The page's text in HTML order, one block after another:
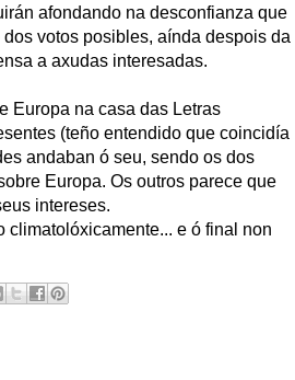
afondando na desconfianza que
votos posibles, aínda despois da
a axudas interesadas.
Europa na casa das Letras
(teño entendido que coincidía
andaban ó seu, sendo os dos
Europa. Os outros parece que
intereses.
climatolóxicamente... e ó final non